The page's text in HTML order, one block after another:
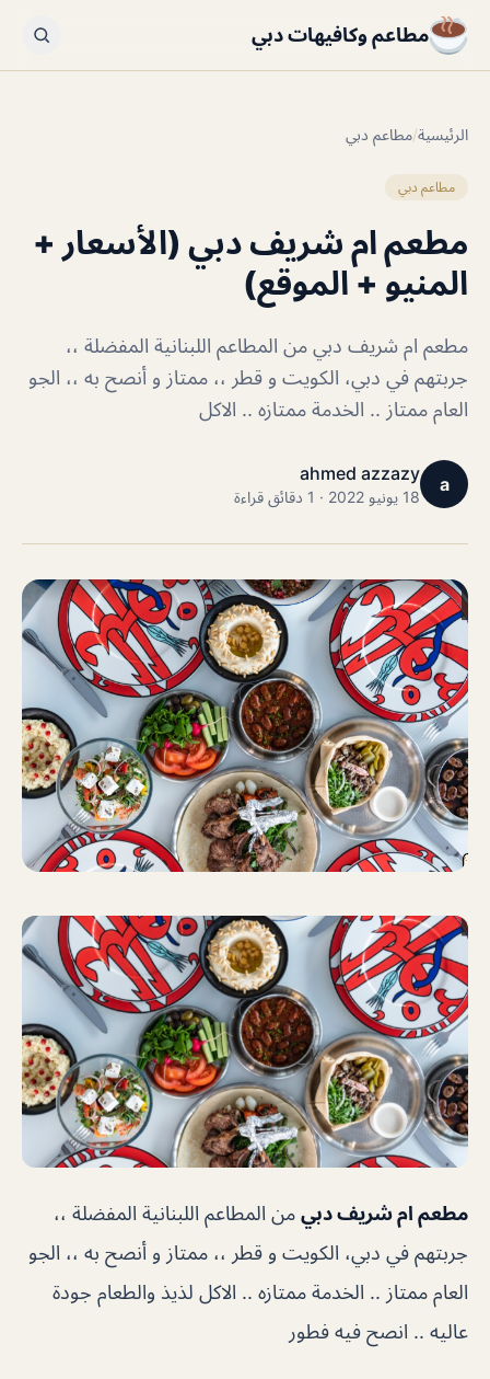
مطاعم وكافيهات دبي
الرئيسية/مطاعم دبي
مطاعم دبي
مطعم ام شريف دبي (الأسعار +
المنيو + الموقع)
مطعم ام شريف دبي من المطاعم اللبنانية المفضلة ،،
جربتهم في دبي، الكويت و قطر ،، ممتاز و أنصح به ،، الجو
العام ممتاز .. الخدمة ممتازه .. الاكل
a
ahmed azzazy
18 يونيو 2022 · 1 دقائق قراءة
مطعم ام شريف دبي من المطاعم اللبنانية المفضلة ،،
جربتهم في دبي، الكويت و قطر ،، ممتاز و أنصح به ،، الجو
العام ممتاز .. الخدمة ممتازه .. الاكل لذيذ والطعام جودة
عاليه .. انصح فيه فطور